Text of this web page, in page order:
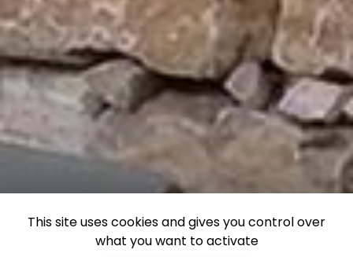
This site uses cookies and gives you control over
what you want to activate